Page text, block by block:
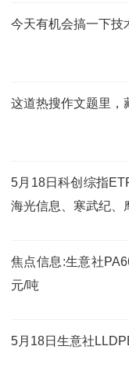
今天有机会搞一下技
这道热搜作文题里，
5月18日科创综指
海光信息、寒武纪、
焦点信息:生意社
元/吨
5月18日生意社